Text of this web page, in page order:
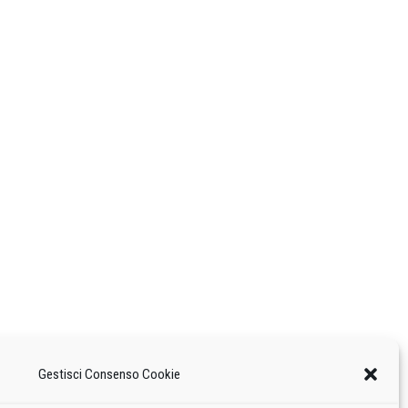
Gestisci Consenso Cookie